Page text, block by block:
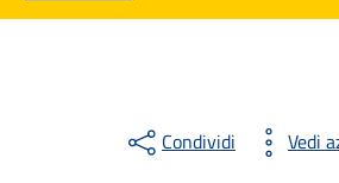
Condividi Vedi